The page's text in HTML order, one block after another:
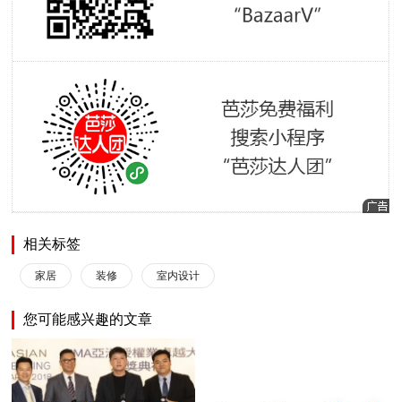
相关标签
家居 装修 室内设计
您可能感兴趣的文章